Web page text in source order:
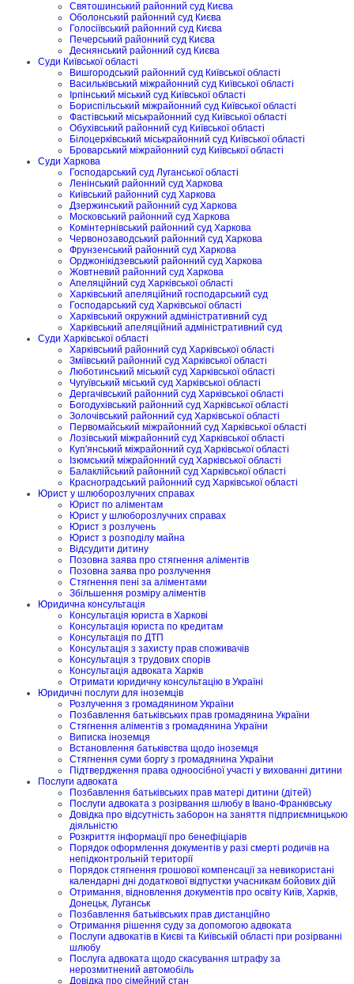
Святошинський районний суд Києва
Оболонський районний суд Києва
Голосіївський районний суд Києва
Печерський районний суд Києва
Деснянський районний суд Києва
Суди Київської області
Вишгородський районний суд Київської області
Васильківський міжрайонний суд Київської області
Ірпінський міський суд Київської області
Бориспільський міжрайонний суд Київської області
Фастівський міськрайонний суд Київської області
Обухівський районний суд Київської області
Білоцерківський міськрайонний суд Київської області
Броварський міжрайонний суд Київської області
Суди Харкова
Господарський суд Луганської області
Ленінський районний суд Харкова
Київський районний суд Харкова
Дзержинський районний суд Харкова
Московський районний суд Харкова
Комінтернівський районний суд Харкова
Червонозаводський районний суд Харкова
Фрунзенський районний суд Харкова
Орджонікідзевський районний суд Харкова
Жовтневий районний суд Харкова
Апеляційний суд Харківської області
Харківський апеляційний господарський суд
Господарський суд Харківської області
Харківський окружний адміністративний суд
Харківський апеляційний адміністративний суд
Суди Харківської області
Харківський районний суд Харківської області
Зміївський районний суд Харківської області
Люботинський міський суд Харківської області
Чугуївський міський суд Харківської області
Дергачівський районний суд Харківської області
Богодухівський районний суд Харківської області
Золочівський районний суд Харківської області
Первомайський міжрайонний суд Харківської області
Лозівський міжрайонний суд Харківської області
Куп'янський міжрайонний суд Харківської області
Ізюмський міжрайонний суд Харківської області
Балаклійський районний суд Харківської області
Красноградський районний суд Харківської області
Юрист у шлюборозлучних справах
Юрист по аліментам
Юрист у шлюборозлучних справах
Юрист з розлучень
Юрист з розподілу майна
Відсудити дитину
Позовна заява про стягнення аліментів
Позовна заява про розлучення
Стягнення пені за аліментами
Збільшення розміру аліментів
Юридична консультація
Консультація юриста в Харкові
Консультація юриста по кредитам
Консультація по ДТП
Консультація з захисту прав споживачів
Консультація з трудових спорів
Консультація адвоката Харків
Отримати юридичну консультацію в Україні
Юридичні послуги для іноземців
Розлучення з громадянином України
Позбавлення батьківських прав громадянина України
Стягнення аліментів з громадянина України
Виписка іноземця
Встановлення батьківства щодо іноземця
Стягнення суми боргу з громадянина України
Підтвердження права одноосібної участі у вихованні дитини
Послуги адвоката
Позбавлення батьківських прав матері дитини (дітей)
Послуги адвоката з розірвання шлюбу в Івано-Франківську
Довідка про відсутність заборон на заняття підприємницькою
діяльністю
Розкриття інформації про бенефіціарів
Порядок оформлення документів у разі смерті родичів на
непідконтрольній території
Порядок стягнення грошової компенсації за невикористані
календарні дні додаткової відпустки учасникам бойових дій
Отримання, відновлення документів про освіту Київ, Харків,
Донецьк, Луганськ
Позбавлення батьківських прав дистанційно
Отримання рішення суду за допомогою адвоката
Послуги адвокатів в Києві та Київській області при розірванні
шлюбу
Послуга адвоката щодо скасування штрафу за
нерозмитнений автомобіль
Довідка про сімейний стан